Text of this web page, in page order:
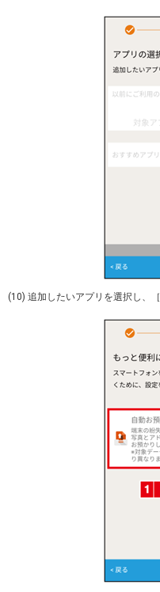
(10) 追加したいアプリを選択し、